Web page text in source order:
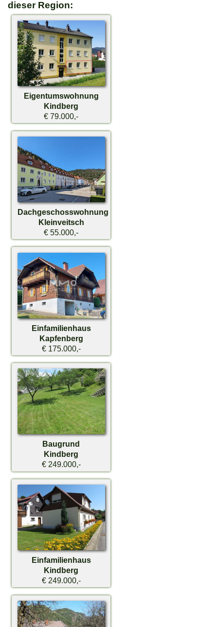
dieser Region:
Eigentumswohnung
Kindberg
€ 79.000,-
Dachgeschosswohnung
Kleinveitsch
€ 55.000,-
Einfamilienhaus
Kapfenberg
€ 175.000,-
Baugrund
Kindberg
€ 249.000,-
Einfamilienhaus
Kindberg
€ 249.000,-